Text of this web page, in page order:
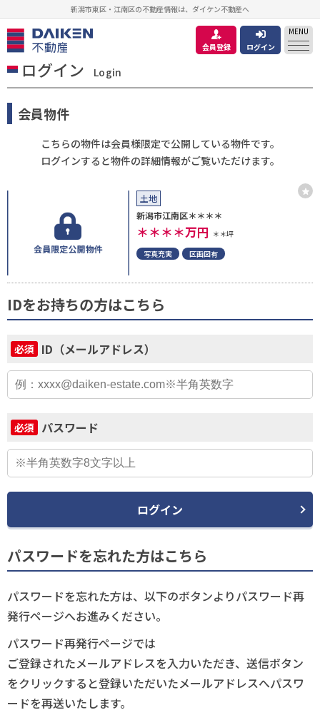
新潟市東区・江南区の不動産情報は、ダイケン不動産へ
会員登録 ログイン
MENU
ログイン Login
会員物件
こちらの物件は会員様限定で公開している物件です。
ログインすると物件の詳細情報がご覧いただけます。
土地
新潟市江南区＊＊＊＊
＊＊＊＊万円 ＊＊坪
写真充実
区画図有
IDをお持ちの方はこちら
必須 ID（メールアドレス）
必須 パスワード
ログイン
パスワードを忘れた方はこちら
パスワードを忘れた方は、以下のボタンよりパスワード再
発行ページへお進みください。
パスワード再発行ページでは
ご登録されたメールアドレスを入力いただき、送信ボタン
をクリックすると登録いただいたメールアドレスへパスワ
ードを再送いたします。